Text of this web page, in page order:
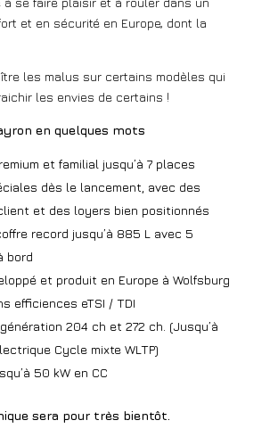
et en sécurité en Europe, dont la
les malus sur certains modèles qui
les envies de certains !
en quelques mots
et familial jusqu’à 7 places
dès le lancement, avec des
et des loyers bien positionnés
record jusqu’à 885 L avec 5
bord
et produit en Europe à Wolfsburg
efficiences eTSI / TDI
génération 204 ch et 272 ch. (Jusqu’à
Cycle mixte WLTP)
50 kW en CC
sera pour très bientôt.